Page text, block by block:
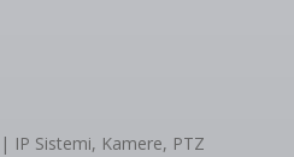
| IP Sistemi, Kamere, PTZ